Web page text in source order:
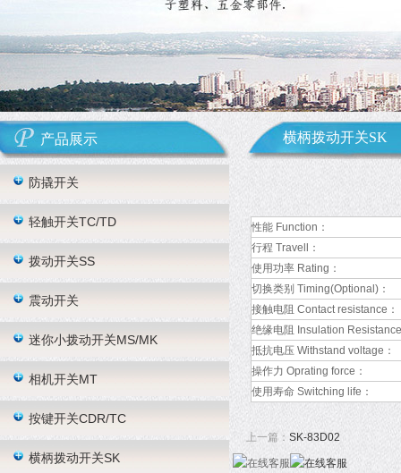
产品展示
防撬开关
轻触开关TC/TD
拨动开关SS
震动开关
迷你小拨动开关MS/MK
相机开关MT
按键开关CDR/TC
横柄拨动开关SK
横柄拨动开关SK
性能 Function：
行程 Travell：
使用功率 Rating：
切换类别 Timing(Optional)：
接触电阻 Contact resistance：
绝缘电阻 Insulation
抵抗电压 Withstand voltage：
操作力 Oprating force：
使用寿命 Switching life：
上一篇： SK-83D02